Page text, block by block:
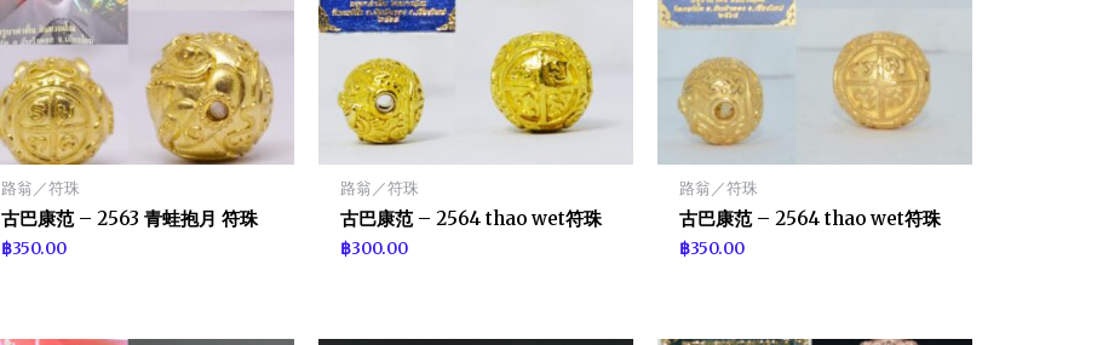
路翁／符珠
古巴康范 – 2563 青蛙抱月 符珠
฿350.00
路翁／符珠
古巴康范 – 2564 thao wet符珠
฿300.00
路翁／符珠
古巴康范 – 2564 thao wet符珠
฿350.00